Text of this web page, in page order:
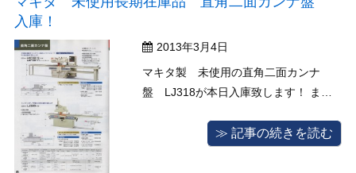
入庫！
2013年3月4日
マキタ製 未使用の直角二面カンナ
盤 LJ318が本日入庫致します！ まさ
≫ 記事の続きを読む